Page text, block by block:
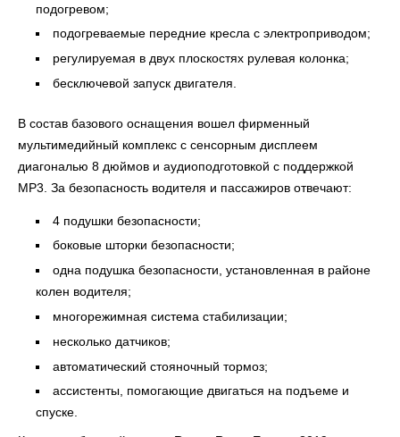
подогревом;
подогреваемые передние кресла с электроприводом;
регулируемая в двух плоскостях рулевая колонка;
бесключевой запуск двигателя.
В состав базового оснащения вошел фирменный
мультимедийный комплекс с сенсорным дисплеем
диагональю 8 дюймов и аудиоподготовкой с поддержкой
МР3. За безопасность водителя и пассажиров отвечают:
4 подушки безопасности;
боковые шторки безопасности;
одна подушка безопасности, установленная в районе
колен водителя;
многорежимная система стабилизации;
несколько датчиков;
автоматический стояночный тормоз;
ассистенты, помогающие двигаться на подъеме и
спуске.